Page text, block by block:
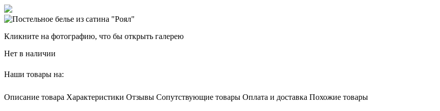
Кликните на фотографию, что бы открыть галерею
Нет в наличии
Наши товары на:
Описание товара Характеристики Отзывы Сопутствующие товары Оплата и доставка Похожие товары